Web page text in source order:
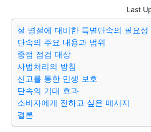
미용
요리 상품리뷰 원예 금융 게임
대출 자동차 취미
종교 사회 정치
부동산
Last
설 명절에 대비한 특별단속의 필요성
단속의 주요 내용과 범위
중점 점검 대상
사법처리의 방침
신고를 통한 민생 보호
단속의 기대 효과
소비자에게 전하고 싶은 메시지
결론